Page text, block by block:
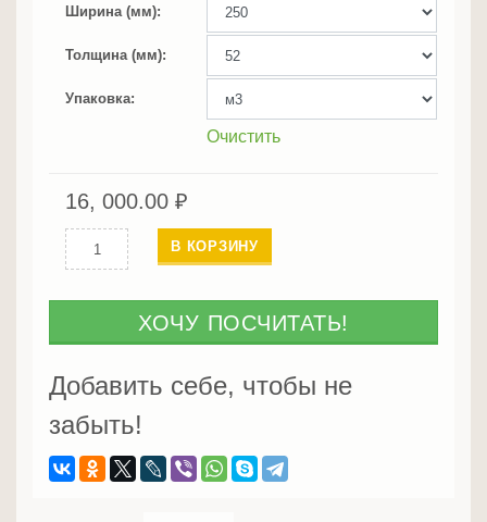
Ширина (мм)
Толщина (мм)
Упаковка
Очистить
16, 000.00 ₽
Количество
Амарант
В КОРЗИНУ
ХОЧУ ПОСЧИТАТЬ!
Добавить себе, чтобы не
забыть!